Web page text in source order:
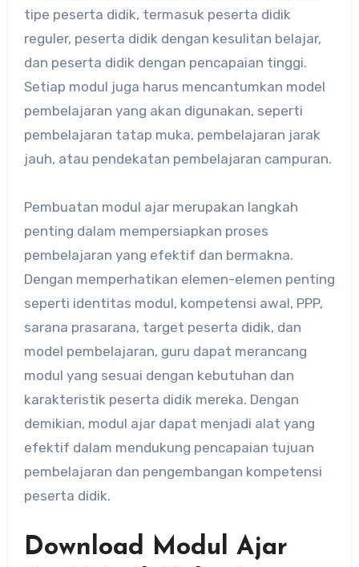
tipe peserta didik, termasuk peserta didik
reguler, peserta didik dengan kesulitan belajar,
dan peserta didik dengan pencapaian tinggi.
Setiap modul juga harus mencantumkan model
pembelajaran yang akan digunakan, seperti
pembelajaran tatap muka, pembelajaran jarak
jauh, atau pendekatan pembelajaran campuran.
Pembuatan modul ajar merupakan langkah
penting dalam mempersiapkan proses
pembelajaran yang efektif dan bermakna.
Dengan memperhatikan elemen-elemen penting
seperti identitas modul, kompetensi awal, PPP,
sarana prasarana, target peserta didik, dan
model pembelajaran, guru dapat merancang
modul yang sesuai dengan kebutuhan dan
karakteristik peserta didik mereka. Dengan
demikian, modul ajar dapat menjadi alat yang
efektif dalam mendukung pencapaian tujuan
pembelajaran dan pengembangan kompetensi
peserta didik.
Download Modul Ajar